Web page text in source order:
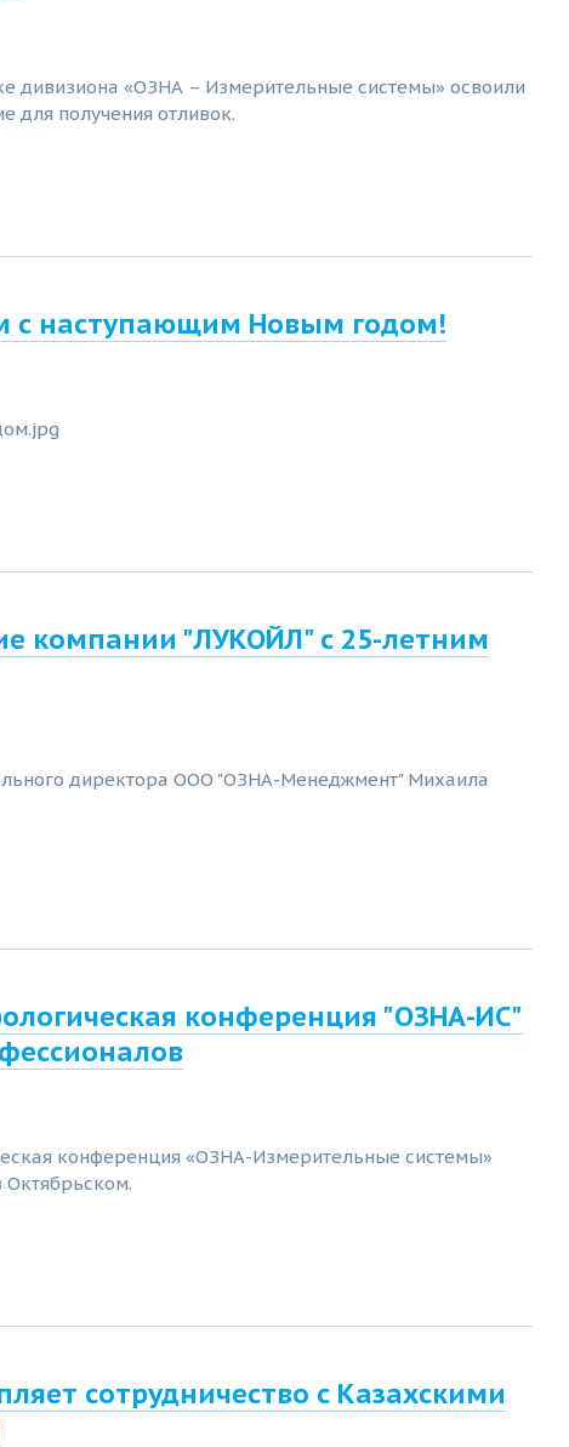
дивизиона «ОЗНА – Измерительные системы» освоили
для получения отливок.
с наступающим Новым годом!
компании "ЛУКОЙЛ" с 25-летним
директора ООО "ОЗНА-Менеджмент" Михаила
конференция "ОЗНА-ИС"
конференция «ОЗНА-Измерительные системы»
Октябрьском.
сотрудничество с Казахскими